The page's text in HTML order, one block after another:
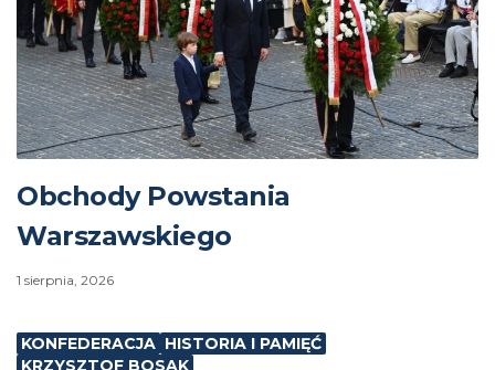
Obchody Powstania
Warszawskiego
1 sierpnia, 2026
KONFEDERACJA HISTORIA I PAMIĘĆ